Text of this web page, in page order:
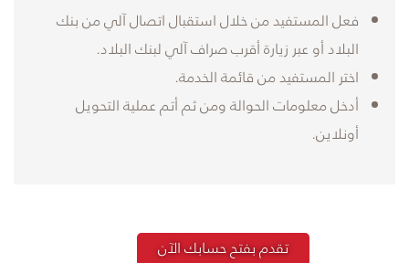
فعل المستفيد من خلال استقبال اتصال آلي من بنك
البلاد أو عبر زيارة أقرب صراف آلي لبنك البلاد.
اختر المستفيد من قائمة الخدمة.
أدخل معلومات الحوالة ومن ثم أتم عملية التحويل
أونلاين.
تقدم بفتح حسابك الآن